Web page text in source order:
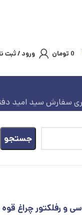
0 تومان ورود / ثبت
سفارش سید امید
جستجو
و رفلکتور چراغ قوه